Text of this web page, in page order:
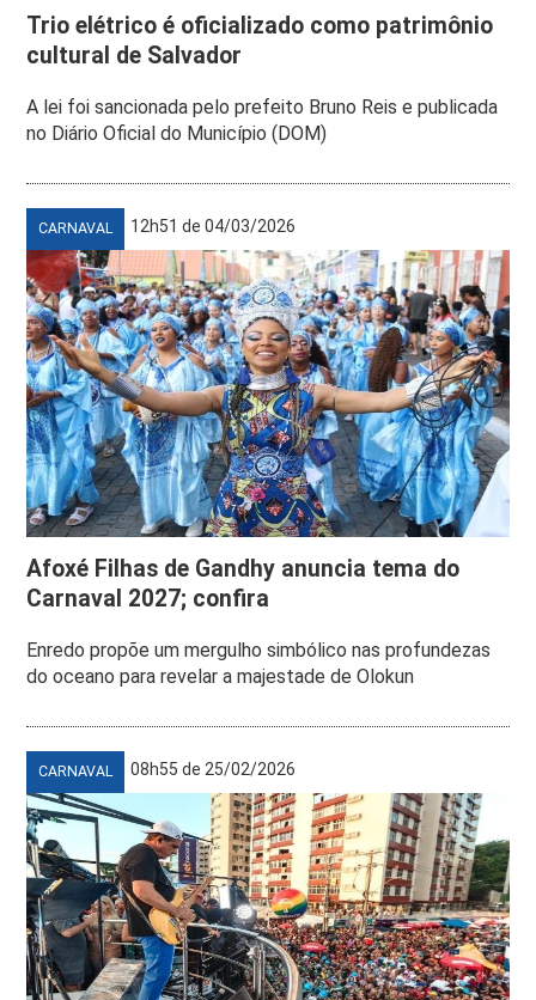
Trio elétrico é oficializado como patrimônio
cultural de Salvador
A lei foi sancionada pelo prefeito Bruno Reis e publicada
no Diário Oficial do Município (DOM)
CARNAVAL 12h51 de 04/03/2026
Afoxé Filhas de Gandhy anuncia tema do
Carnaval 2027; confira
Enredo propõe um mergulho simbólico nas profundezas
do oceano para revelar a majestade de Olokun
CARNAVAL 08h55 de 25/02/2026